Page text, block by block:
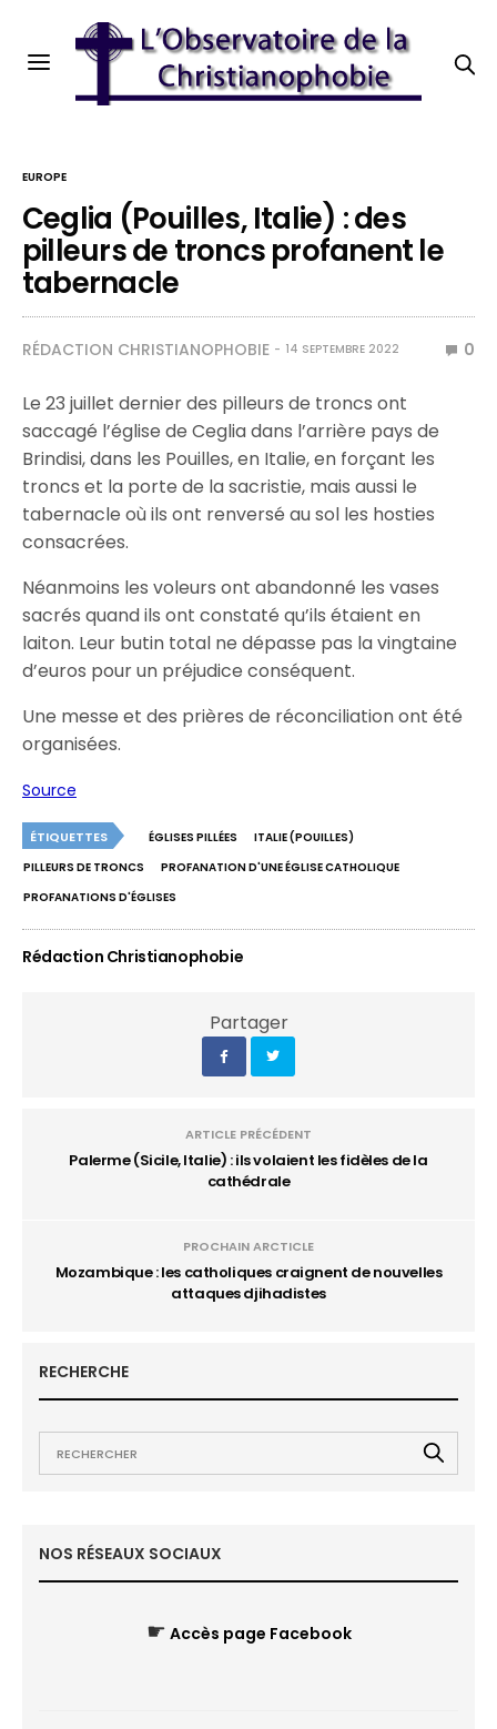
EUROPE
Ceglia (Pouilles, Italie) : des
pilleurs de troncs profanent le
tabernacle
RÉDACTION CHRISTIANOPHOBIE 14 SEPTEMBRE 2022 0
Le 23 juillet dernier des pilleurs de troncs ont
saccagé l’église de Ceglia dans l’arrière pays de
Brindisi, dans les Pouilles, en Italie, en forçant les
troncs et la porte de la sacristie, mais aussi le
tabernacle où ils ont renversé au sol les hosties
consacrées.
Néanmoins les voleurs ont abandonné les vases
sacrés quand ils ont constaté qu’ils étaient en
laiton. Leur butin total ne dépasse pas la vingtaine
d’euros pour un préjudice conséquent.
Une messe et des prières de réconciliation ont été
organisées.
Source
ÉTIQUETTES ÉGLISES PILLÉES
ITALIE (POUILLES)
PILLEURS DE TRONCS
PROFANATION D'UNE ÉGLISE CATHOLIQUE
PROFANATIONS D'ÉGLISES
Rédaction Christianophobie
Partager
ARTICLE PRÉCÉDENT
Palerme (Sicile, Italie) : ils volaient les fidèles de la
cathédrale
PROCHAIN ARCTICLE
Mozambique : les catholiques craignent de nouvelles
attaques djihadistes
RECHERCHE
NOS RÉSEAUX SOCIAUX
☛ Accès page Facebook